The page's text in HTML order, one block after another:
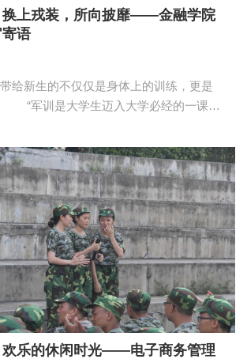
换上戎装，所向披靡——金融学院
语
给新生的不仅仅是身体上的训练，更是
培养军事技能、意志品质、养成良好卫
极为重要的一课。” “当你们穿
想必有一种自豪感会在你们心中油然而
重。责任纵然艰苦，但作为一名合格大
受。军训会让你们成长，让你们体验丰
。军训会使你们变得更坚强，变得更果
你们学会很...
欢乐的休闲时光——电子商务管理